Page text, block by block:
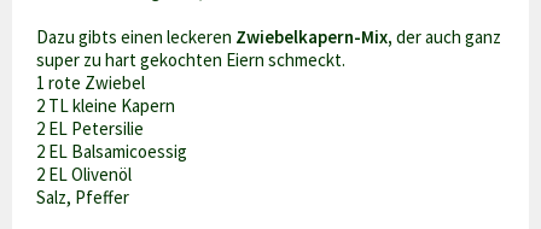
Dazu gibts einen leckeren Zwiebelkapern-Mix, der auch ganz
super zu hart gekochten Eiern schmeckt.
1 rote Zwiebel
2 TL kleine Kapern
2 EL Petersilie
2 EL Balsamicoessig
2 EL Olivenöl
Salz, Pfeffer